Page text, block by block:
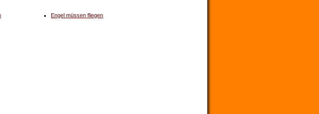
Engel müssen fliegen